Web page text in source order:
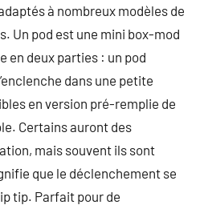
à nombreux modèles de
Un pod est une mini box-mod
en deux parties : un pod
dans une petite
en version pré-remplie de
Certains auront des
mais souvent ils sont
que le déclenchement se
tip. Parfait pour de